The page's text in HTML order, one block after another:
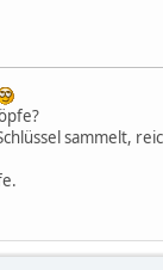
sammelt,